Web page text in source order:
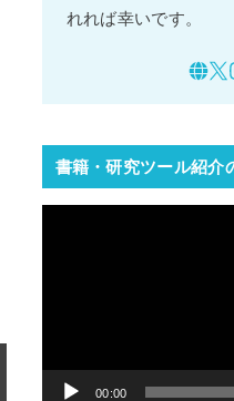
れれば幸いです。
書籍・研究ツール紹介
ヤ
00:00